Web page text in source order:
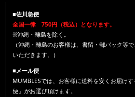
■佐川急便
全国一律 750円（税込）となります。
※沖縄・離島を除く。
（沖縄・離島のお客様は、書留・郵パック等
いただきます。）
■メール便
MUMBLESでは、お客様に送料を安くお届け
便』がお選び頂けます。